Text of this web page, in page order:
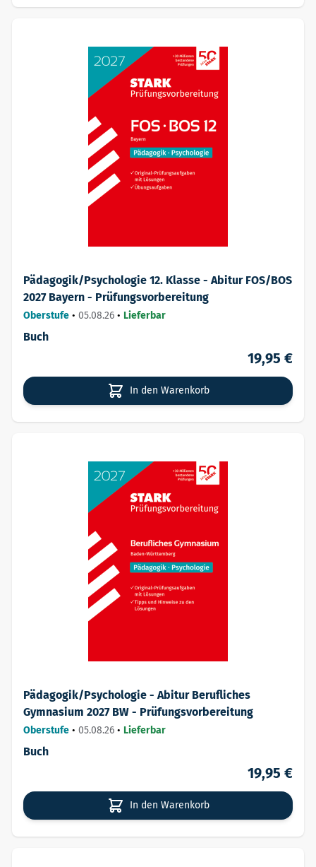
Pädagogik/Psychologie 12. Klasse - Abitur FOS/BOS
2027 Bayern - Prüfungsvorbereitung
Oberstufe • 05.08.26 • Lieferbar
Buch
19,95 €
In den Warenkorb
Pädagogik/Psychologie - Abitur Berufliches
Gymnasium 2027 BW - Prüfungsvorbereitung
Oberstufe • 05.08.26 • Lieferbar
Buch
19,95 €
In den Warenkorb